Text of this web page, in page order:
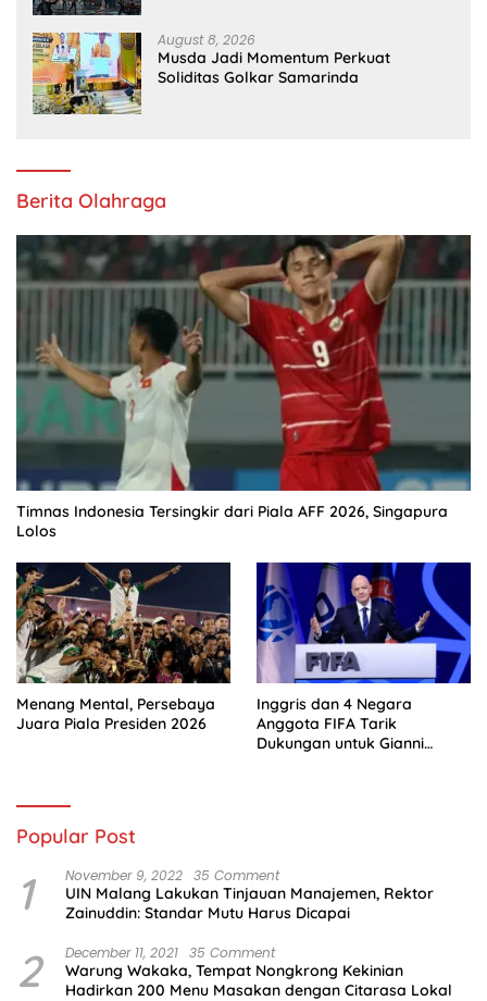
August 8, 2026
Musda Jadi Momentum Perkuat
Soliditas Golkar Samarinda
Berita Olahraga
Timnas Indonesia Tersingkir dari Piala AFF 2026, Singapura
Lolos
Menang Mental, Persebaya
Juara Piala Presiden 2026
Inggris dan 4 Negara
Anggota FIFA Tarik
Dukungan untuk Gianni
Popular Post
1 November 9, 2022 35 Comment
UIN Malang Lakukan Tinjauan Manajemen, Rektor
Zainuddin: Standar Mutu Harus Dicapai
2 December 11, 2021 35 Comment
Warung Wakaka, Tempat Nongkrong Kekinian
Hadirkan 200 Menu Masakan dengan Citarasa Lokal